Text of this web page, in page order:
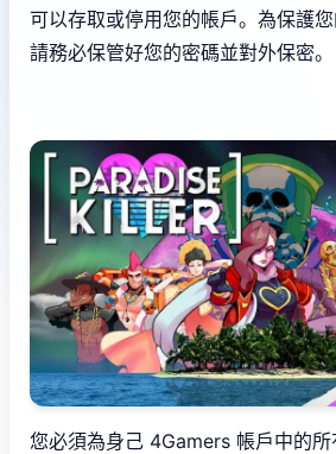
可以存取或停用您的帳戶。為保護
請務必保管好您的密碼並對外保密。
您必須為身己 4Gamers 帳戶中的